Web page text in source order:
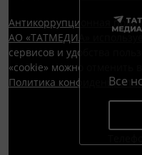
Все
Антикоррупционная
АО «ТАТМЕДИА»
сервисов и удобства
«cookie» можно отменить в
Политика